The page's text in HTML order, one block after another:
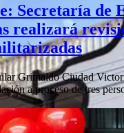
Secretaría de
realizará
Grimaldo Ciudad
a proceso de tres